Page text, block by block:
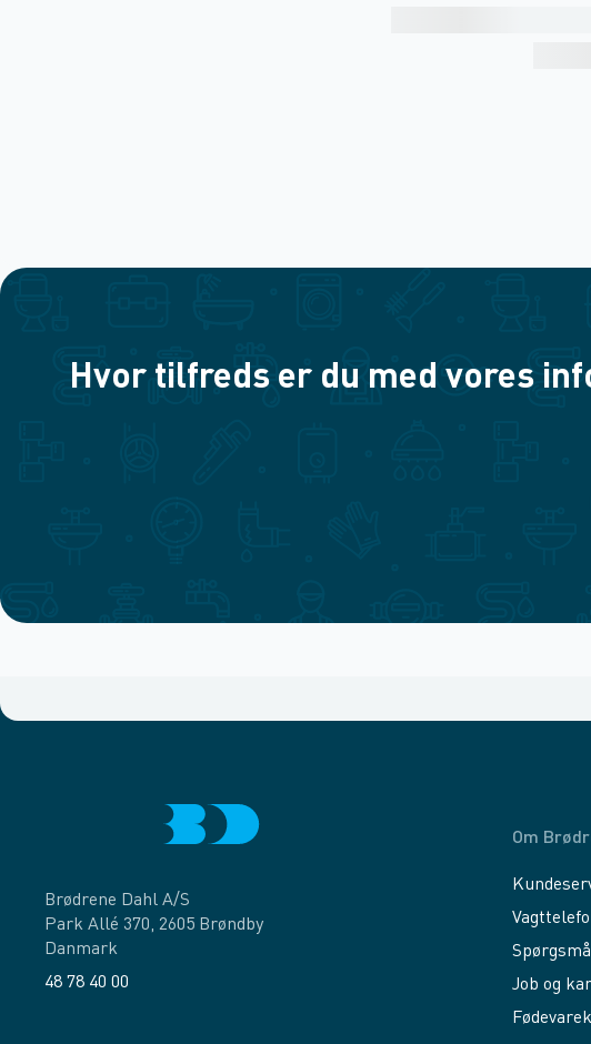
Hvor tilfreds er du med vores
Brødrene Dahl A/S
Park Allé 370, 2605 Brøndby
Danmark
48 78 40 00
Om
Job og